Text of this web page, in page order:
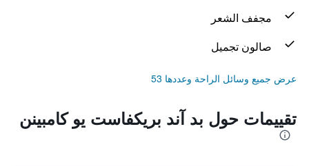
مجفف الشعر
صالون تجميل
عرض جميع وسائل الراحة وعددها 53
تقييمات حول بد آند بريكفاست يو كامبينن